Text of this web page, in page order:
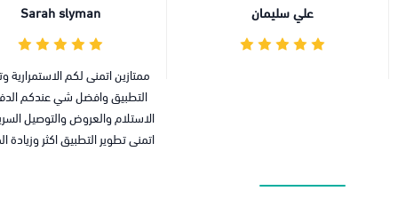
علي سليمان Sarah slyman
ممتازين اتمنى لكم الاستمرارية
التطبيق وافضل شي عندكم
الاستلام والعروض والتوصيل
اتمنى تطوير التطبيق اكثر وزيادة